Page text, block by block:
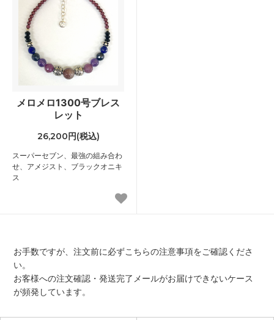
メロメロ1300号ブレス
レット
26,200円(税込)
スーパーセブン、最強の組み合わ
せ、アメジスト、ブラックオニキ
ス
お手数ですが、注文前に必ずこちらの注意事項をご確認くださ
い。
お客様への注文確認・発送完了メールがお届けできないケース
が頻発しています。